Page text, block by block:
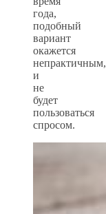
года,
подобный
вариант
окажется
непрактичным,
и
не
будет
пользоваться
спросом.